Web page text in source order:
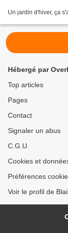
Un jardin d'hiver, ça
Hébergé par
Top articles
Pages
Contact
Signaler un abus
C.G.U.
Cookies et
Préférences
Voir le profil de